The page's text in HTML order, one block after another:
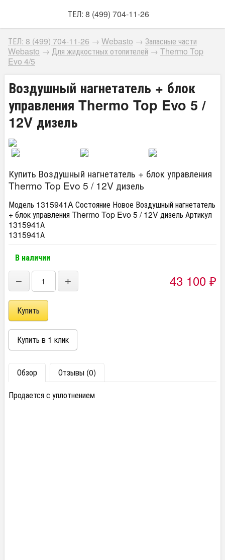
ТЕЛ: 8 (499) 704-11-26
ТЕЛ: 8 (499) 704-11-26 → Webasto → Запасные части
Webasto → Для жидкостных отопителей → Thermo Top
Evo 4/5
Воздушный нагнетатель + блок
управления Thermo Top Evo 5 /
12V дизель
Купить Воздушный нагнетатель + блок управления
Thermo Top Evo 5 / 12V дизель
Модель 1315941A Состояние Новое Воздушный нагнетатель
+ блок управления Thermo Top Evo 5 / 12V дизель Артикул
1315941А
1315941А
В наличии
− + 43 100 ₽
Обзор
Отзывы (0)
Продается с уплотнением